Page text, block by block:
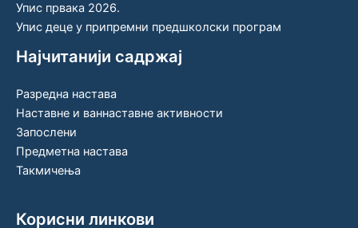
Упис првака 2026.
Упис деце у припремни предшколски програм
Најчитанији садржај
Разредна настава
Наставне и ваннаставне активности
Запослени
Предметна настава
Такмичења
Корисни линкови